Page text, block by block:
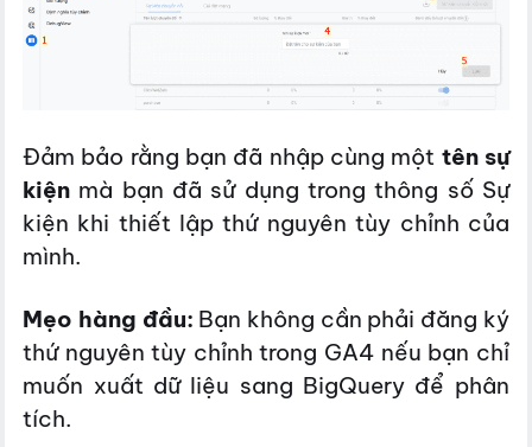
Đảm bảo rằng bạn đã nhập cùng một tên sự
kiện mà bạn đã sử dụng trong thông số Sự
kiện khi thiết lập thứ nguyên tùy chỉnh của
mình.
Mẹo hàng đầu: Bạn không cần phải đăng ký
thứ nguyên tùy chỉnh trong GA4 nếu bạn chỉ
muốn xuất dữ liệu sang BigQuery để phân
tích.